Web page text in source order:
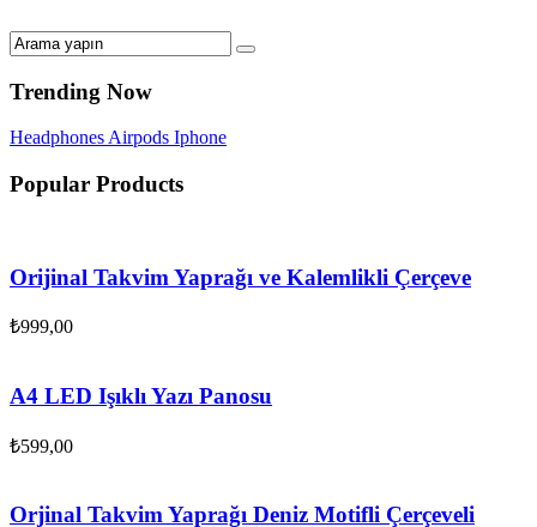
Trending Now
HeadphonesAirpods Iphone
Popular Products
Orijinal Takvim Yaprağı ve Kalemlikli Çerçeve
₺999,00
A4 LED Işıklı Yazı Panosu
₺599,00
Orjinal Takvim Yaprağı Deniz Motifli Çerçeveli